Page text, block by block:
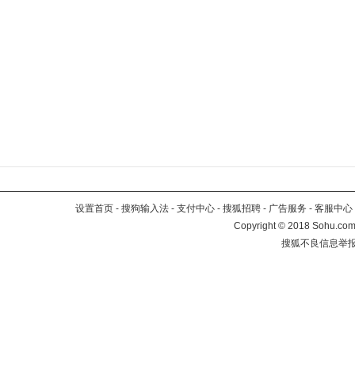
设置首页 - 搜狗输入法 - 支付中心 - 搜狐招聘 - 广告服务 - 客服中心
Copyright©2018
搜狐不良信息举